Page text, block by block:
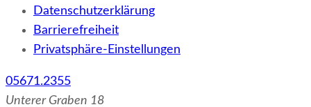
Datenschutzerklärung
Barrierefreiheit
Privatsphäre-Einstellungen
05671.2355
Unterer Graben 18